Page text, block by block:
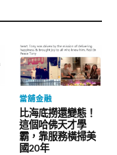
當舖金融
比海底撈還變態！
這個哈佛天才學
霸，靠服務橫掃美
國20年